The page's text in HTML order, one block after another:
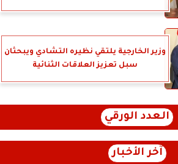
وزير الخارجية يلتقي نظيره التشادي ويبحثان
سبل تعزيز العلاقات الثنائية
العدد الورقي
آخر الأخبار